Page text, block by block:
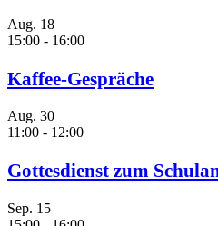
Aug. 18
15:00 - 16:00
Kaffee-Gespräche
Aug. 30
11:00 - 12:00
Gottesdienst zum
Sep. 15